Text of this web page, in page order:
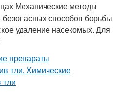
Механические методы
способов борьбы
удаление насекомых. Для